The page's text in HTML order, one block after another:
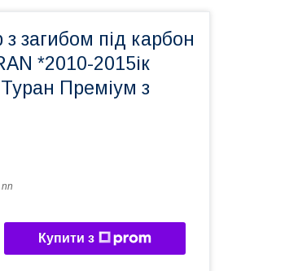
загибом під карбон
*2010-2015ік
Преміум з
Купити з